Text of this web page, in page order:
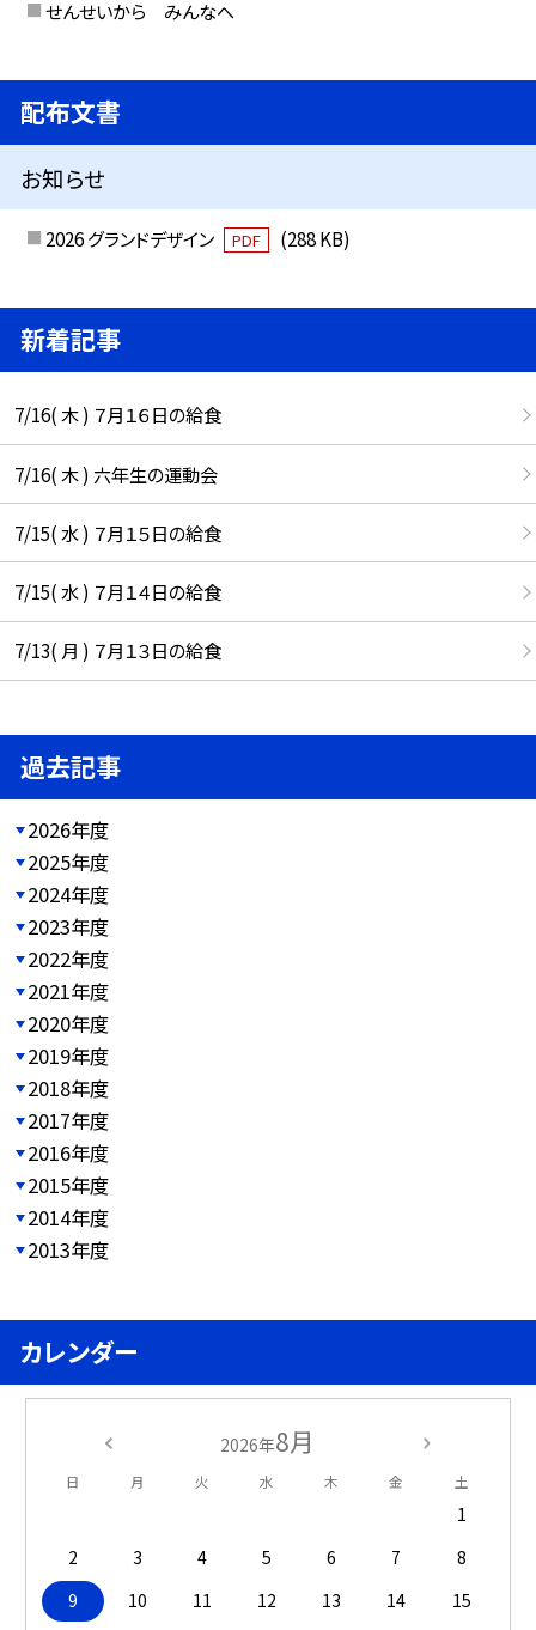
せんせいから みんなへ
配布文書
お知らせ
2026 グランドデザイン PDF (288 KB)
新着記事
7/16( 木 ) ７月１６日の給食
7/16( 木 ) 六年生の運動会
7/15( 水 ) ７月１５日の給食
7/15( 水 ) ７月１４日の給食
7/13( 月 ) ７月１３日の給食
過去記事
2026年度
2025年度
2024年度
2023年度
2022年度
2021年度
2020年度
2019年度
2018年度
2017年度
2016年度
2015年度
2014年度
2013年度
カレンダー
2026年8月
日 月 火 水 木 金 土
1
2
3 4 5 6 7
8
9
10 11 12 13 14
15